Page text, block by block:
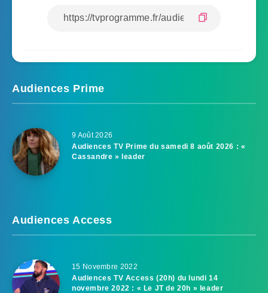
Audiences Prime
9 Août 2026
Audiences TV Prime du samedi 8 août 2026 : «
Cassandre » leader
Audiences Access
15 Novembre 2022
Audiences TV Access (20h) du lundi 14
novembre 2022 : « Le JT de 20h » leader